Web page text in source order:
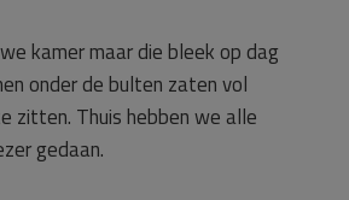
kamer maar die bleek op dag
onder de bulten zaten vol
zitten. Thuis hebben we alle
gedaan.